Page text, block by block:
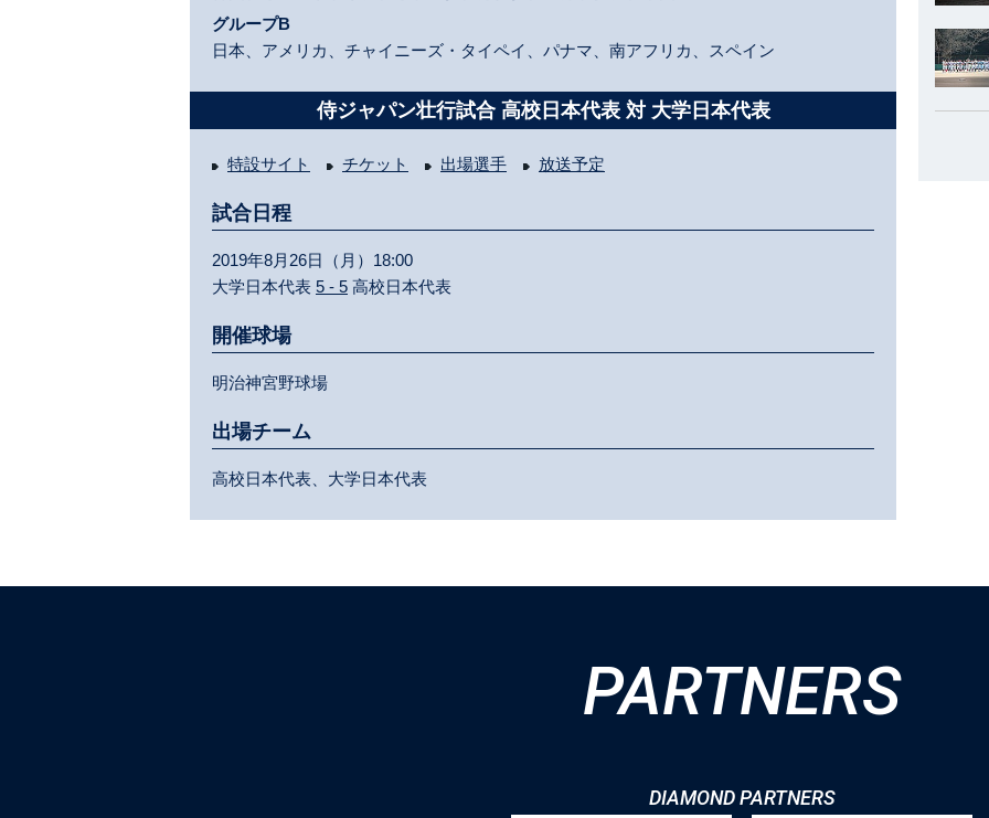
グループB
日本、アメリカ、チャイニーズ・タイペイ、パナマ、南アフリカ、スペイン
侍ジャパン壮行試合 高校日本代表 対 大学日本代表
特設サイト チケット 出場選手 放送予定
試合日程
2019年8月26日（月）18:00
大学日本代表 5 - 5 高校日本代表
開催球場
明治神宮野球場
出場チーム
高校日本代表、大学日本代表
PARTNERS
DIAMOND PARTNERS